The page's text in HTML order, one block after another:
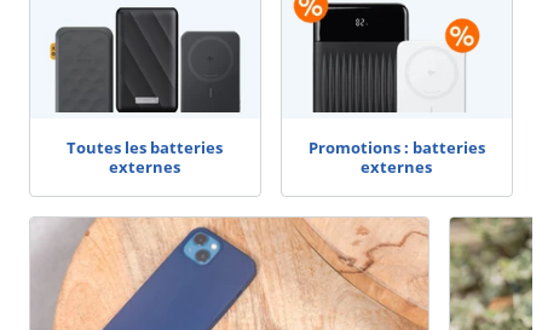
Toutes les batteries
externes
Promotions : batteries
externes